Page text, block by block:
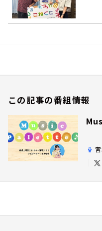
この記事の番組情報